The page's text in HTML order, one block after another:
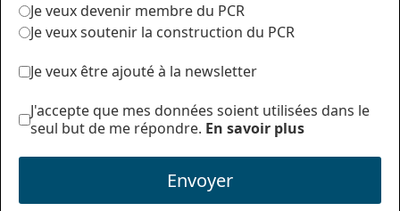
Je veux devenir membre du PCR
Je veux soutenir la construction du PCR
Je veux être ajouté à la newsletter
J'accepte que mes données soient utilisées dans le
seul but de me répondre. En savoir plus
Envoyer